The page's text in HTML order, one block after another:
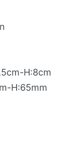
H:8cm
H:65mm